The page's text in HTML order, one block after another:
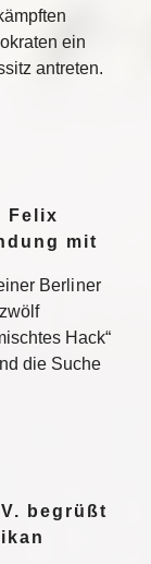
ein
antreten.
Felix
mit
Berliner
Hack“
die Suche
begrüßt